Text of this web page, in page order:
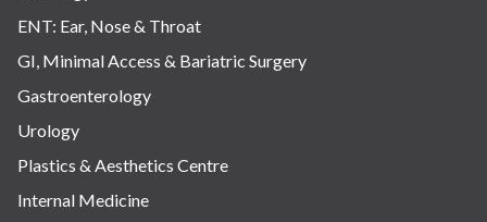
ENT: Ear, Nose & Throat
GI, Minimal Access & Bariatric Surgery
Gastroenterology
Urology
Plastics & Aesthetics Centre
Internal Medicine